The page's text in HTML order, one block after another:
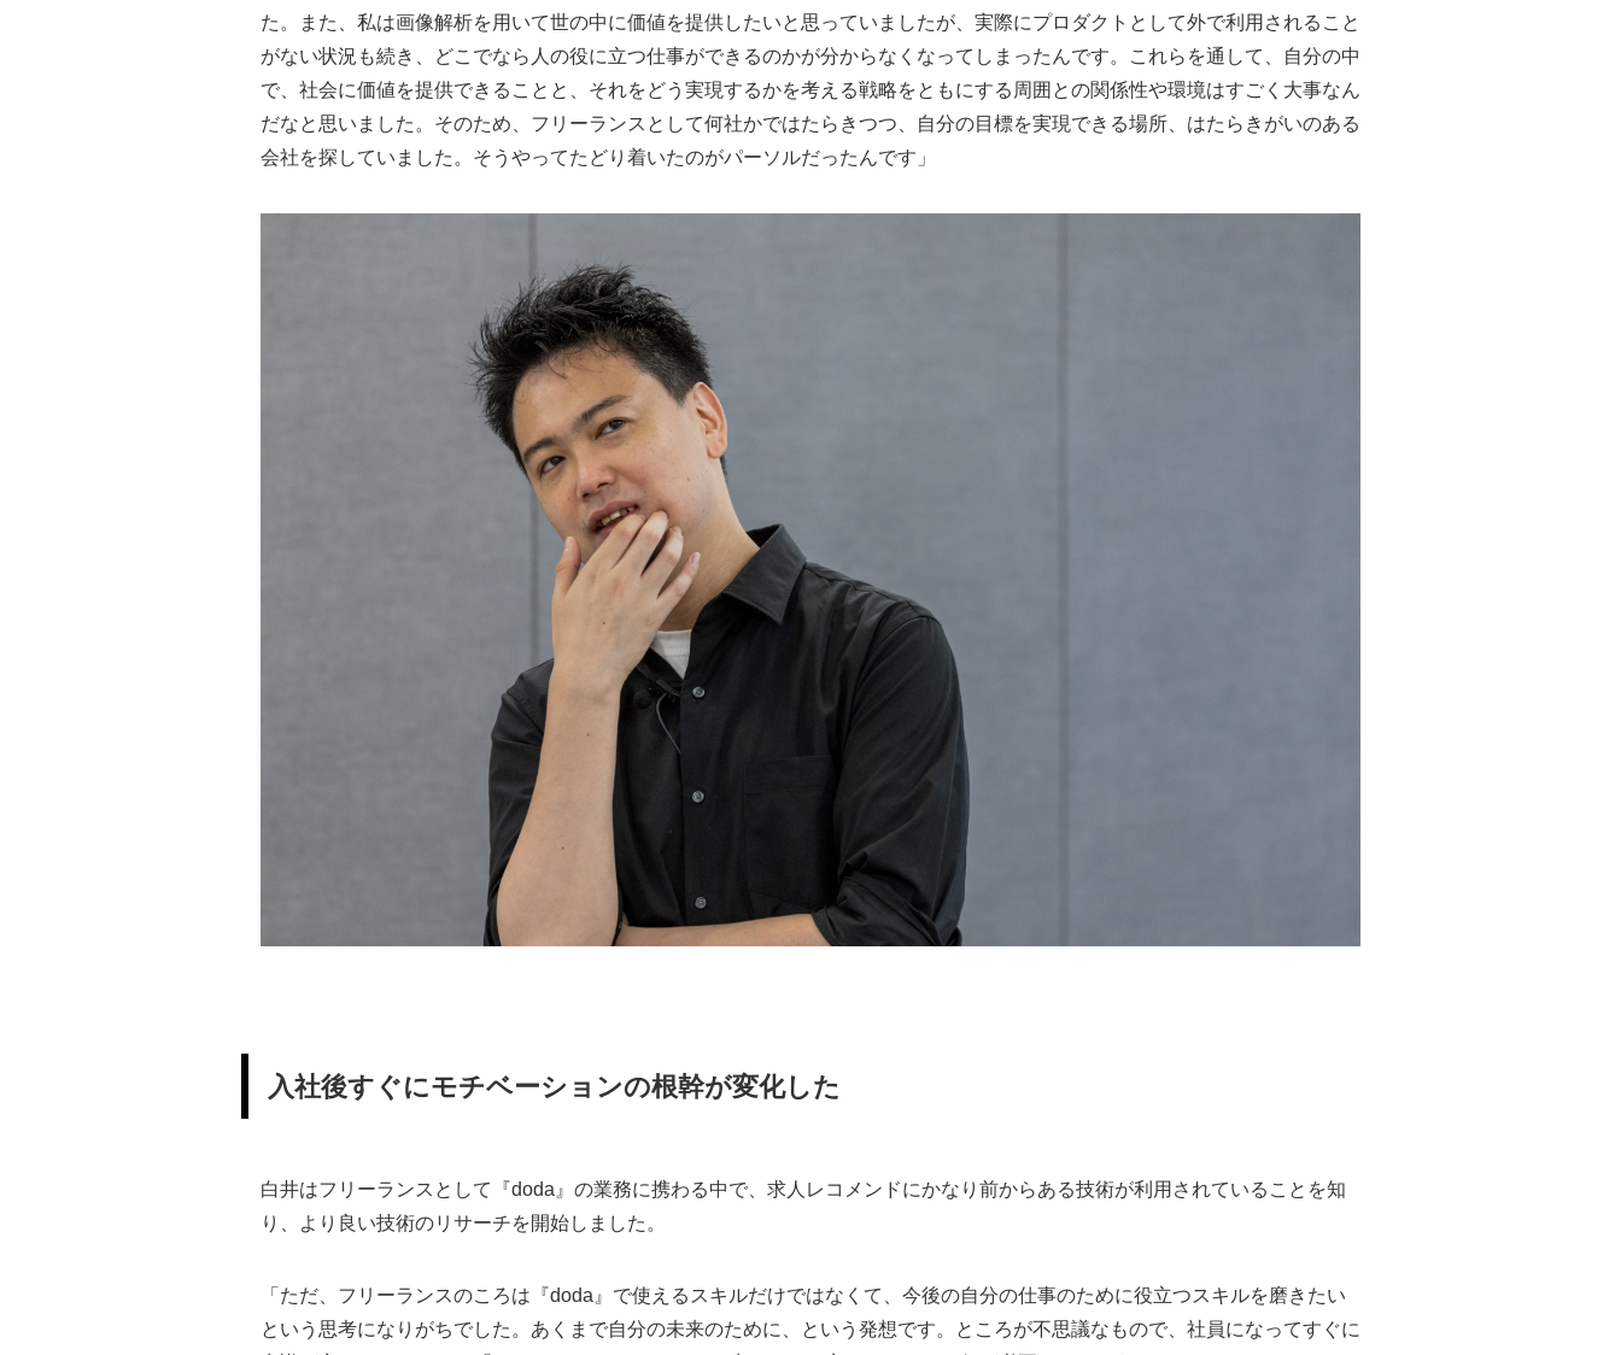
た。また、私は画像解析を用いて世の中に価値を提供したいと思っていましたが、実際にプロダクトとして外で利用されること
がない状況も続き、どこでなら人の役に立つ仕事ができるのかが分からなくなってしまったんです。これらを通して、自分の中
で、社会に価値を提供できることと、それをどう実現するかを考える戦略をともにする周囲との関係性や環境はすごく大事なん
だなと思いました。そのため、フリーランスとして何社かではたらきつつ、自分の目標を実現できる場所、はたらきがいのある
会社を探していました。そうやってたどり着いたのがパーソルだったんです」
入社後すぐにモチベーションの根幹が変化した
白井はフリーランスとして『doda』の業務に携わる中で、求人レコメンドにかなり前からある技術が利用されていることを知
り、より良い技術のリサーチを開始しました。
「ただ、フリーランスのころは『doda』で使えるスキルだけではなくて、今後の自分の仕事のために役立つスキルを磨きたい
という思考になりがちでした。あくまで自分の未来のために、という発想です。ところが不思議なもので、社員になってすぐに